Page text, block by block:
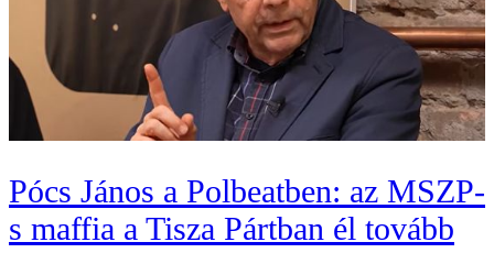
Pócs János a Polbeatben: az MSZP-
s maffia a Tisza Pártban él tovább